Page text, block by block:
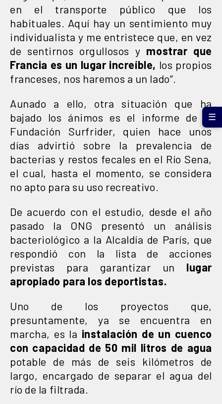
en el transporte público que los
habituales. Aquí hay un sentimiento muy
individualista y me entristece que, en vez
de sentirnos orgullosos y mostrar que
Francia es un lugar increíble, los propios
franceses, nos haremos a un lado”.
Aunado a ello, otra situación que ha
bajado los ánimos es el informe de la
Fundación Surfrider, quien hace unos
días advirtió sobre la prevalencia de
bacterias y restos fecales en el Río Sena,
el cual, hasta el momento, se considera
no apto para su uso recreativo.
De acuerdo con el estudio, desde el año
pasado la ONG presentó un análisis
bacteriológico a la Alcaldía de París, que
respondió con la lista de acciones
previstas para garantizar un lugar
apropiado para los deportistas.
Uno de los proyectos que,
presuntamente, ya se encuentra en
marcha, es la instalación de un cuenco
con capacidad de 50 mil litros de agua
potable de más de seis kilómetros de
largo, encargado de separar el agua del
río de la filtrada.
☰